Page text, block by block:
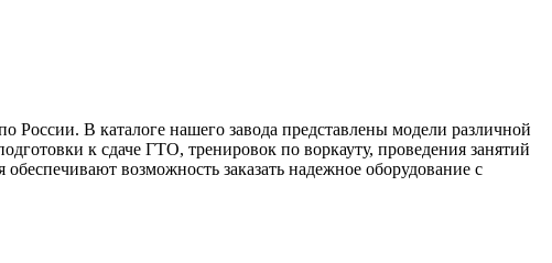
В каталоге нашего завода представлены модели различной
к сдаче ГТО, тренировок по воркауту, проведения занятий
возможность заказать надежное оборудование с